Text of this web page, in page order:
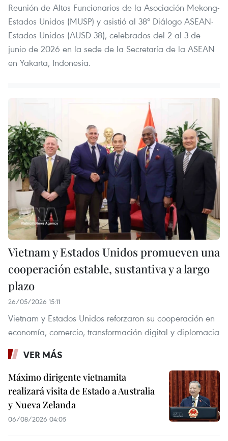
Reunión de Altos Funcionarios de la Asociación Mekong-
Estados Unidos (MUSP) y asistió al 38º Diálogo ASEAN-
Estados Unidos (AUSD 38), celebrados del 2 al 3 de
junio de 2026 en la sede de la Secretaría de la ASEAN
en Yakarta, Indonesia.
Vietnam y Estados Unidos promueven una
cooperación estable, sustantiva y a largo
plazo
26/05/2026 15:11
Vietnam y Estados Unidos reforzaron su cooperación en
economía, comercio, transformación digital y diplomacia
VER MÁS
Máximo dirigente vietnamita
realizará visita de Estado a Australia
y Nueva Zelanda
06/08/2026 04:05